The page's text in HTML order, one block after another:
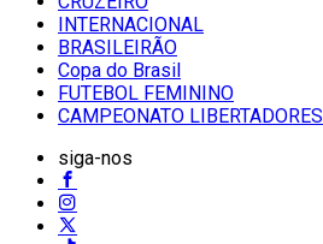
INTERNACIONAL
BRASILEIRÃO
Copa do Brasil
FUTEBOL FEMININO
CAMPEONATO LIBERTADORES
siga-nos